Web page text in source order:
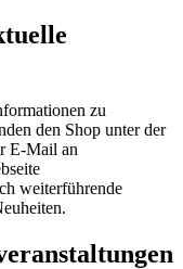
zu
den Shop unter der
E-Mail an
weiterführende